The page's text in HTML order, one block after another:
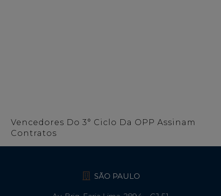
Vencedores Do 3° Ciclo Da OPP Assinam
Contratos
SÃO PAULO